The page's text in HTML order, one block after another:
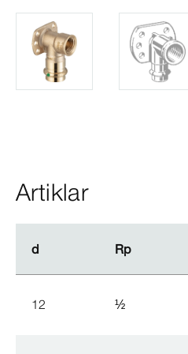
Artiklar
d Rp
d Rp
12 ½